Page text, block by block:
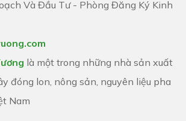
Và Đầu Tư - Phòng Đăng Ký Kinh
là một trong những nhà sản xuất
đóng lon, nông sản, nguyên liệu pha
Nam